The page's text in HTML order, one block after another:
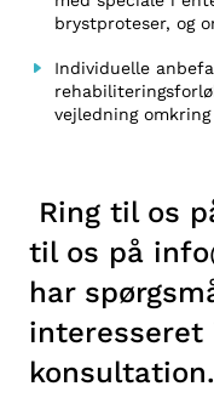
brystproteser, og
Individuelle
vejledning
Ring til os
til os på
har
interesseret
konsultation.